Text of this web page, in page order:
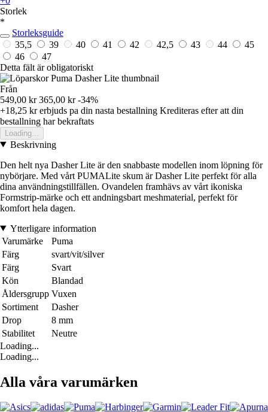
Storlek
*
Storleksguide
35,5
39 40 41 42 42,5 43 44
45
46
47
Detta fält är obligatoriskt
Från
549,00 kr 365,00 kr -34%
+18,25 krerbjuds pa din nasta bestallning Krediteras efter att din
bestallning har bekraftats
Loading...
Beskrivning
Den helt nya Dasher Lite är den snabbaste modellen inom löpning för
nybörjare. Med vårt PUMALite skum är Dasher Lite perfekt för alla
dina användningstillfällen. Ovandelen framhävs av vårt ikoniska
Formstrip-märke och ett andningsbart meshmaterial, perfekt för
komfort hela dagen.
Ytterligare information
Varumärke
Puma
Färg
svart/vit/silver
Färg
Svart
Kön
Blandad
Åldersgrupp Vuxen
Sortiment
Dasher
Drop
8 mm
Stabilitet
Neutre
Loading...
Loading...
Alla våra varumärken